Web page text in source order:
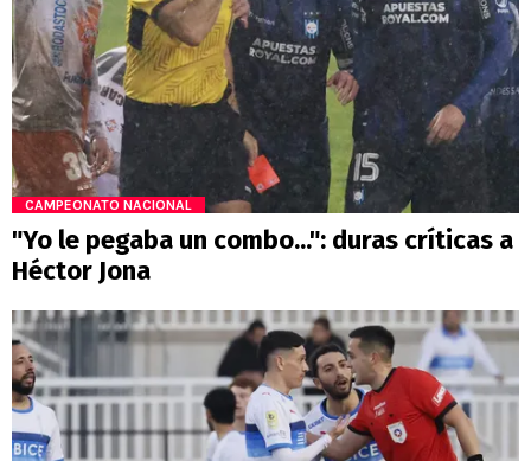
CAMPEONATO NACIONAL
"Yo le pegaba un combo...": duras críticas a
Héctor Jona